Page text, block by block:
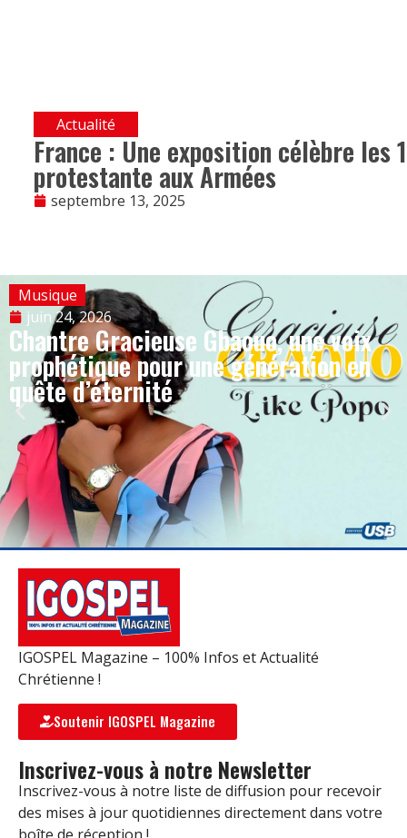
Actualité
France : Une exposition célèbre les
protestante aux Armées
septembre 13, 2025
Musique
juin 24, 2026
Chantre Gracieuse Gbaouo, une voix
prophétique pour une génération en
quête d’éternité
IGOSPEL Magazine – 100% Infos et Actualité
Chrétienne !
Soutenir IGOSPEL Magazine
Inscrivez-vous à notre Newsletter
Inscrivez-vous à notre liste de diffusion pour recevoir
des mises à jour quotidiennes directement dans votre